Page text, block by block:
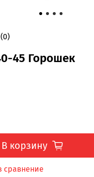
(0)
45 Горошек
В корзину
сравнение